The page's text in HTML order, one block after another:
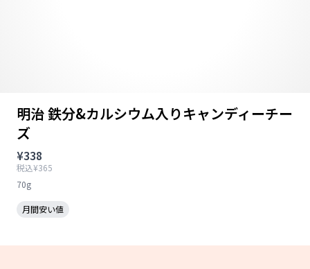
明治 鉄分&カルシウム入りキャンディーチー
ズ
¥338
税込¥365
70g
月間安い値